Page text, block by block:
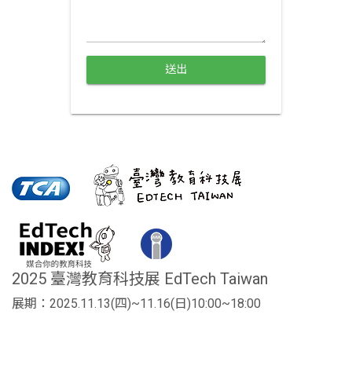
送出
2025 臺灣教育科技展 EdTech Taiwan
展期：2025.11.13(四)~11.16(日)10:00~18:00